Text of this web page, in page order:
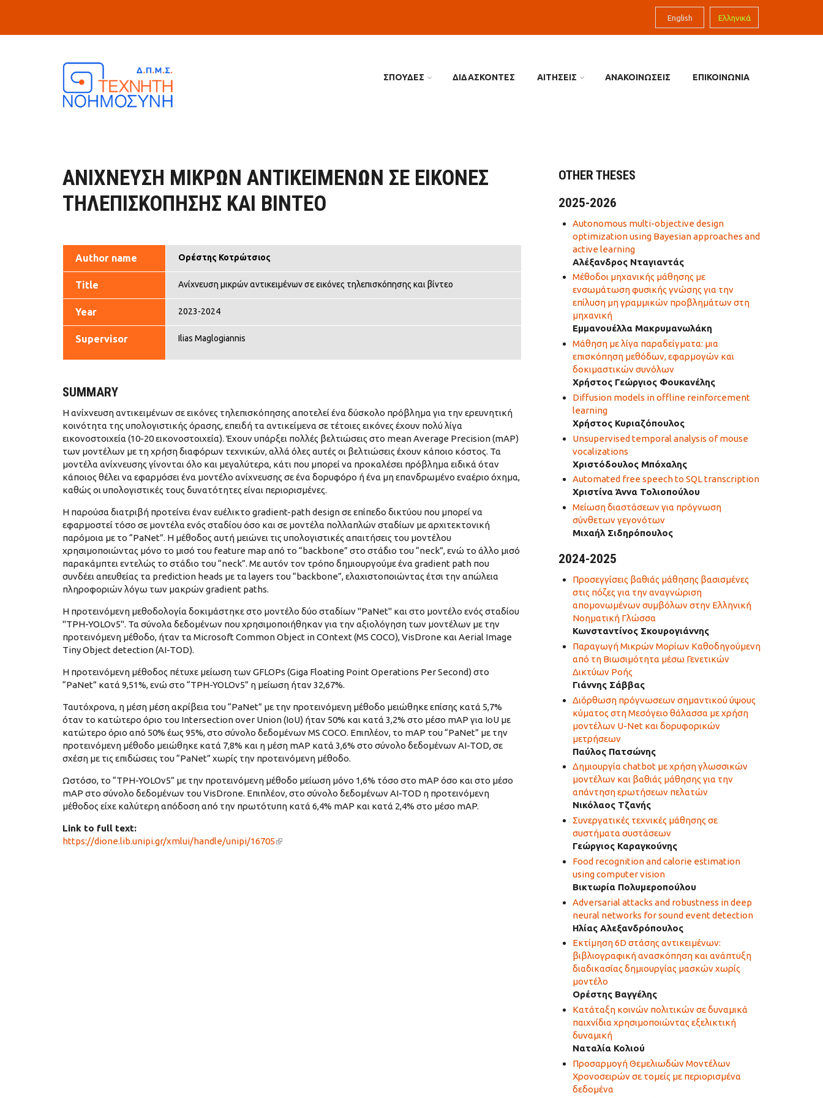
English Ελληνικά
ΣΠΟΥΔΕΣ ΔΙΔΑΣΚΟΝΤΕΣ ΑΙΤΗΣΕΙΣ ΑΝΑΚΟΙΝΩΣΕΙΣ ΕΠΙΚΟΙΝΩΝΙΑ
ΑΝΊΧΝΕΥΣΗ ΜΙΚΡΏΝ ΑΝΤΙΚΕΙΜΈΝΩΝ ΣΕ ΕΙΚΌΝΕΣ
ΤΗΛΕΠΙΣΚΌΠΗΣΗΣ ΚΑΙ ΒΊΝΤΕΟ
Author name Ορέστης Κοτρώτσιος
Title Ανίχνευση μικρών αντικειμένων σε εικόνες τηλεπισκόπησης και βίντεο
Year 2023-2024
Supervisor Ilias Maglogiannis
SUMMARY
Η ανίχνευση αντικειμένων σε εικόνες τηλεπισκόπησης αποτελεί ένα δύσκολο πρόβλημα για την ερευνητική
κοινότητα της υπολογιστικής όρασης, επειδή τα αντικείμενα σε τέτοιες εικόνες έχουν πολύ λίγα
εικονοστοιχεία (10-20 εικονοστοιχεία). Έχουν υπάρξει πολλές βελτιώσεις στο mean Average Precision (mAP)
των μοντέλων με τη χρήση διαφόρων τεχνικών, αλλά όλες αυτές οι βελτιώσεις έχουν κάποιο κόστος. Τα
μοντέλα ανίχνευσης γίνονται όλο και μεγαλύτερα, κάτι που μπορεί να προκαλέσει πρόβλημα ειδικά όταν
κάποιος θέλει να εφαρμόσει ένα μοντέλο ανίχνευσης σε ένα δορυφόρο ή ένα μη επανδρωμένο εναέριο όχημα,
καθώς οι υπολογιστικές τους δυνατότητες είναι περιορισμένες.
Η παρούσα διατριβή προτείνει έναν ευέλικτο gradient-path design σε επίπεδο δικτύου που μπορεί να
εφαρμοστεί τόσο σε μοντέλα ενός σταδίου όσο και σε μοντέλα πολλαπλών σταδίων με αρχιτεκτονική
παρόμοια με το “PaNet”. Η μέθοδος αυτή μειώνει τις υπολογιστικές απαιτήσεις του μοντέλου
χρησιμοποιώντας μόνο το μισό του feature map από το “backbone” στο στάδιο του “neck”, ενώ το άλλο μισό
παρακάμπτει εντελώς το στάδιο του “neck”. Με αυτόν τον τρόπο δημιουργούμε ένα gradient path που
συνδέει απευθείας τα prediction heads με τα layers του “backbone”, ελαχιστοποιώντας έτσι την απώλεια
πληροφοριών λόγω των μακρών gradient paths.
Η προτεινόμενη μεθοδολογία δοκιμάστηκε στο μοντέλο δύο σταδίων "PaNet" και στο μοντέλο ενός σταδίου
"TPH-YOLOv5". Τα σύνολα δεδομένων που χρησιμοποιήθηκαν για την αξιολόγηση των μοντέλων με την
προτεινόμενη μέθοδο, ήταν τα Microsoft Common Object in COntext (MS COCO), VisDrone και Aerial Image
Tiny Object detection (AI-TOD).
Η προτεινόμενη μέθοδος πέτυχε μείωση των GFLOPs (Giga Floating Point Operations Per Second) στο
“PaNet” κατά 9,51%, ενώ στο “TPH-YOLOv5” η μείωση ήταν 32,67%.
Ταυτόχρονα, η μέση μέση ακρίβεια του “PaNet” με την προτεινόμενη μέθοδο μειώθηκε επίσης κατά 5,7%
όταν το κατώτερο όριο του Intersection over Union (IoU) ήταν 50% και κατά 3,2% στο μέσο mAP για IoU με
κατώτερο όριο από 50% έως 95%, στο σύνολο δεδομένων MS COCO. Επιπλέον, το mAP του “PaNet” με την
προτεινόμενη μέθοδο μειώθηκε κατά 7,8% και η μέση mAP κατά 3,6% στο σύνολο δεδομένων AI-TOD, σε
σχέση με τις επιδώσεις του “PaNet” χωρίς την προτεινόμενη μέθοδο.
Ωστόσο, το “TPH-YOLOv5” με την προτεινόμενη μέθοδο μείωση μόνο 1,6% τόσο στο mAP όσο και στο μέσο
mAP στο σύνολο δεδομένων του VisDrone. Επιπλέον, στο σύνολο δεδομένων AI-TOD η προτεινόμενη
μέθοδος είχε καλύτερη απόδοση από την πρωτότυπη κατά 6,4% mAP και κατά 2,4% στο μέσο mAP.
Link to full text:
https://dione.lib.unipi.gr/xmlui/handle/unipi/16705(link is external)
OTHER THESES
2025-2026
Autonomous multi-objective design
optimization using Bayesian approaches and
active learning
Αλέξανδρος Νταγιαντάς
Μέθοδοι μηχανικής μάθησης με
ενσωμάτωση φυσικής γνώσης για την
επίλυση μη γραμμικών προβλημάτων στη
μηχανική
Εμμανουέλλα Μακρυμανωλάκη
Μάθηση με λίγα παραδείγματα: μια
επισκόπηση μεθόδων, εφαρμογών και
δοκιμαστικών συνόλων
Χρήστος Γεώργιος Φουκανέλης
Diffusion models in offline reinforcement
learning
Χρήστος Κυριαζόπουλος
Unsupervised temporal analysis of mouse
vocalizations
Χριστόδουλος Μπόχαλης
Automated free speech to SQL transcription
Χριστίνα Άννα Τολιοπούλου
Μείωση διαστάσεων για πρόγνωση
σύνθετων γεγονότων
Μιχαήλ Σιδηρόπουλος
2024-2025
Προσεγγίσεις βαθιάς μάθησης βασισμένες
στις πόζες για την αναγνώριση
απομονωμένων συμβόλων στην Ελληνική
Νοηματική Γλώσσα
Κωνσταντίνος Σκουρογιάννης
Παραγωγή Μικρών Μορίων Καθοδηγούμενη
από τη Βιωσιμότητα μέσω Γενετικών
Δικτύων Ροής
Γιάννης Σάββας
Διόρθωση πρόγνωσεων σημαντικού ύψους
κύματος στη Μεσόγειο θάλασσα με χρήση
μοντέλων U-Net και δορυφορικών
μετρήσεων
Παύλος Πατσώνης
Δημιουργία chatbot με χρήση γλωσσικών
μοντέλων και βαθιάς μάθησης για την
απάντηση ερωτήσεων πελατών
Νικόλαος Τζανής
Συνεργατικές τεχνικές μάθησης σε
συστήματα συστάσεων
Γεώργιος Καραγκούνης
Food recognition and calorie estimation
using computer vision
Βικτωρία Πολυμεροπούλου
Adversarial attacks and robustness in deep
neural networks for sound event detection
Ηλίας Αλεξανδρόπουλος
Εκτίμηση 6D στάσης αντικειμένων:
βιβλιογραφική ανασκόπηση και ανάπτυξη
διαδικασίας δημιουργίας μασκών χωρίς
μοντέλο
Ορέστης Βαγγέλης
Κατάταξη κοινών πολιτικών σε δυναμικά
παιχνίδια χρησιμοποιώντας εξελικτική
δυναμική
Ναταλία Κολιού
Προσαρμογή Θεμελιωδών Μοντέλων
Χρονοσειρών σε τομείς με περιορισμένα
δεδομένα